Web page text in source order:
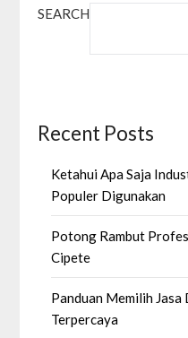
SEARCH
Recent Posts
Ketahui Apa Saja
Populer Digunakan
Potong Rambut
Cipete
Panduan Memilih
Terpercaya